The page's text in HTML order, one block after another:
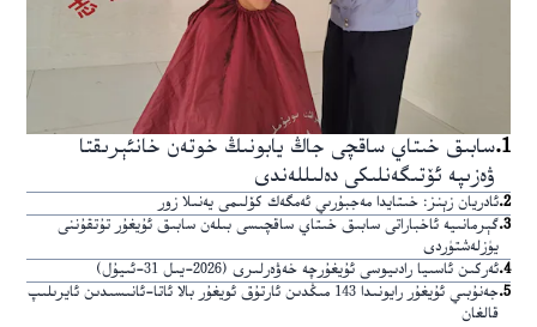
1
.سابىق خىتاي ساقچى جاڭ يابونىڭ خوتەن خانئېرىقتا
ۋەزىپە ئۆتىگەنلىكى دەلىللەندى
2
.ئادريان زېنز: خىتايدا مەجبۇرىي ئەمگەك كۆلىمى يەنىلا زور
3
.گېرمانىيە ئاخباراتى سابىق خىتاي ساقچىسى بىلەن سابىق ئۇيغۇر تۇتقۇننى
يۈزلەشتۈردى
4
.ئەركىن ئاسىيا رادىيوسى ئۇيغۇرچە خەۋەرلىرى (2026-يىل 31-ئىيۇل)
5
.
جەنۇبىي ئۇيغۇر رايونىدا 143 مىڭدىن ئارتۇق ئويغۇر بالا ئاتا-ئانىسىدىن ئايرىلىپ
قالغان